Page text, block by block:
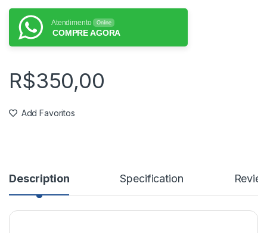
Atendimento Online
COMPRE AGORA
R$350,00
Add Favoritos
Description Specification